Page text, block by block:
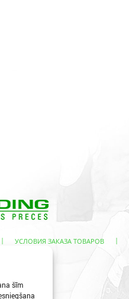
šīm
| УСЛОВИЯ ЗАКАЗА ТОВАРОВ |